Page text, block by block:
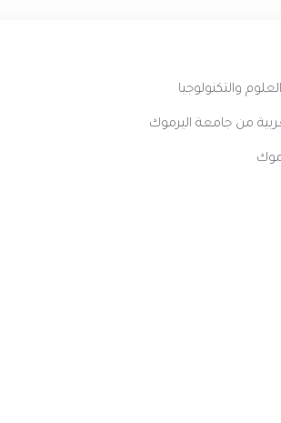
والتكنولوجيا
من جامعة اليرموك